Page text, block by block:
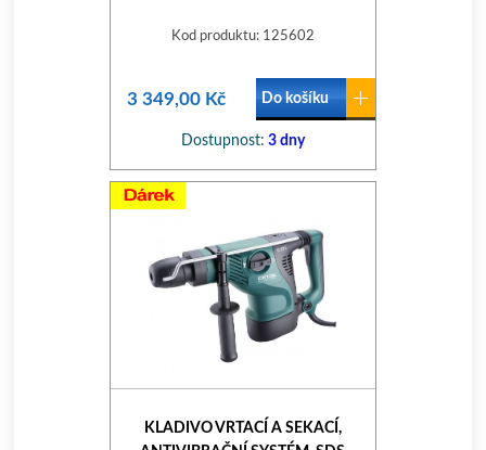
Kod produktu: 125602
3 349,00 Kč Do košíku
Dostupnost: 3 dny
KLADIVO VRTACÍ A SEKACÍ,